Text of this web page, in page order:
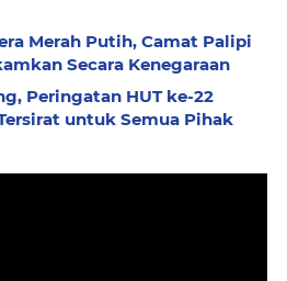
Merah Putih, Camat Palipi
Secara Kenegaraan
Peringatan HUT ke-22
untuk Semua Pihak